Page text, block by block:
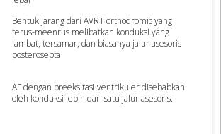
Bentuk jarang dari AVRT orthodromic yang
terus-meenrus melibatkan konduksi yang
lambat, tersamar, dan biasanya jalur asesoris
posteroseptal
AF dengan preeksitasi ventrikuler disebabkan
oleh konduksi lebih dari satu jalur asesoris.